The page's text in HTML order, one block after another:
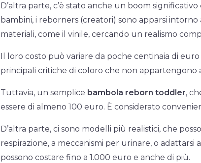
D’altra parte, c’è stato anche un boom
bambini, i reborners (creatori) sono apparsi intorno
materiali, come il vinile, cercando un realismo
Il loro costo può variare da poche centinaia di
principali critiche di coloro che non appartengono
Tuttavia, un semplice bambola reborn toddler,
essere di almeno 100 euro. È considerato
D’altra parte, ci sono modelli più realistici, che
respirazione, a meccanismi per urinare, o adattarsi
possono costare fino a 1.000 euro e anche di più.